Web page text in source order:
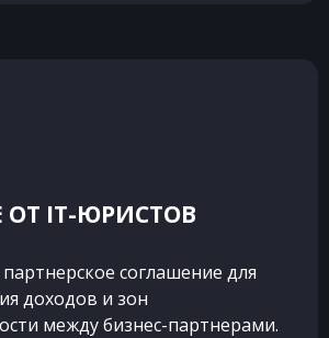
ОТ IT-ЮРИСТОВ
соглашение для
доходов и зон
между бизнес-партнерами.